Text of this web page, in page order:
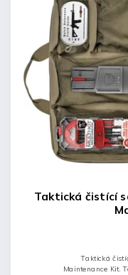
Taktická čistící
Taktická
Maintenance Kit.